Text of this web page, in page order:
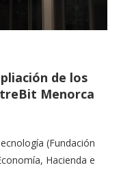
de los
Menorca
(Fundación
Hacienda e